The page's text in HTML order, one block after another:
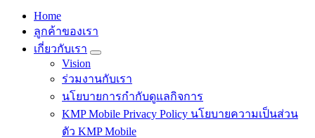
Fintech สำหรับวงการรับเหมาก่อสร้าง สู่อนาคตที่ดีกว่าไปพร้อม
กับเรา เพราะโอกาสรอไม่ได้
Home
ลูกค้าของเรา
เกี่ยวกับเรา
Vision
ร่วมงานกับเรา
นโยบายการกำกับดูแลกิจการ
KMP Mobile Privacy Policy นโยบายความเป็นส่วน
ตัว KMP Mobile